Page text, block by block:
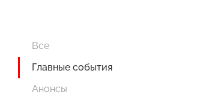
Все
Главные события
Анонсы